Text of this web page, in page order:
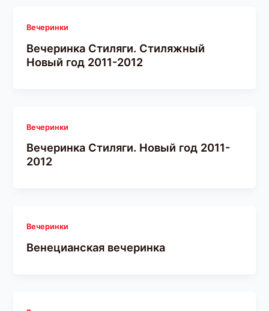
Вечеринки
Вечеринка Стиляги. Стиляжный
Новый год 2011-2012
Вечеринки
Вечеринка Стиляги. Новый год 2011-
2012
Вечеринки
Венецианская вечеринка